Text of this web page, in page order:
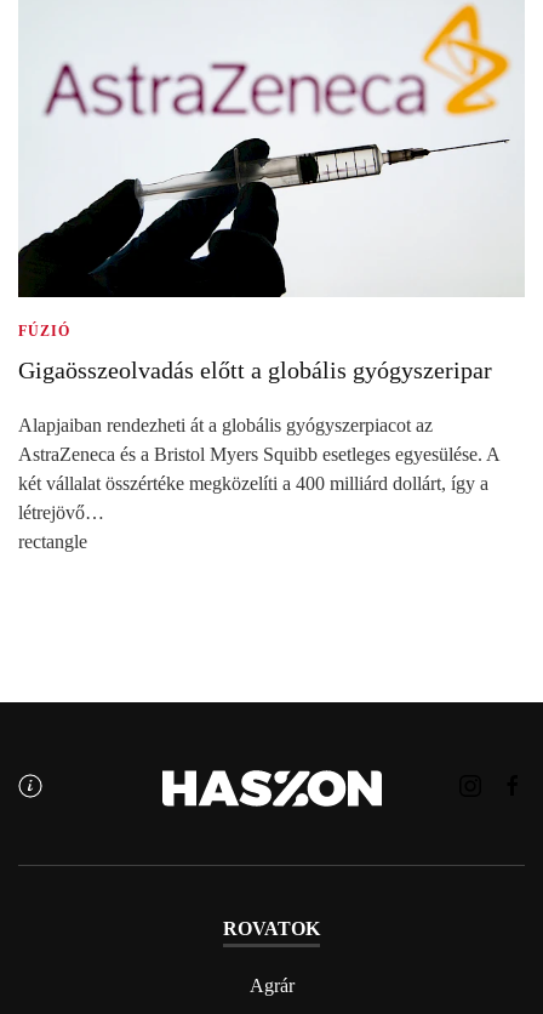
FÚZIÓ
Gigaösszeolvadás előtt a globális gyógyszeripar
Alapjaiban rendezheti át a globális gyógyszerpiacot az
AstraZeneca és a Bristol Myers Squibb esetleges egyesülése. A
két vállalat összértéke megközelíti a 400 milliárd dollárt, így a
létrejövő…
rectangle
ROVATOK
Agrár